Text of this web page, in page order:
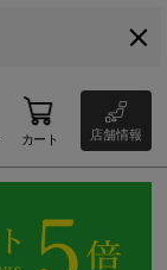
カート 店舗情報